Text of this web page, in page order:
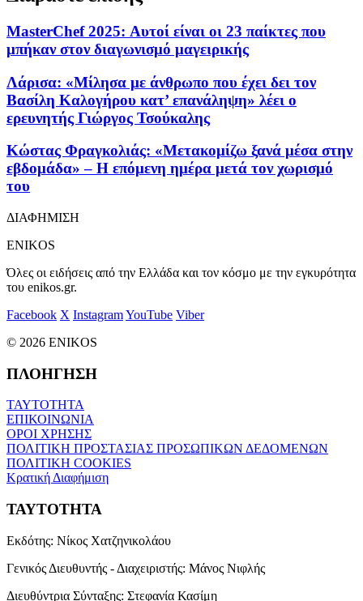
MasterChef 2025: Αυτοί είναι οι 23 παίκτες που
μπήκαν στον διαγωνισμό μαγειρικής
Λάρισα: «Μίλησα με άνθρωπο που έχει δει τον
Βασίλη Καλογήρου κατ’ επανάληψη» λέει ο
ερευνητής Γιώργος Τσούκαλης
Κώστας Φραγκολιάς: «Μετακομίζω ξανά μέσα στην
εβδομάδα» – Η επόμενη ημέρα μετά τον χωρισμό
του
ΔΙΑΦΗΜΙΣΗ
ENIKOS
Όλες οι ειδήσεις από την Ελλάδα και τον κόσμο με την εγκυρότητα
του enikos.gr.
Facebook X InstagramYouTube Viber
© 2026 ENIKOS
ΠΛΟΗΓΗΣΗ
ΤΑΥΤΟΤΗΤΑ
ΕΠΙΚΟΙΝΩΝΙΑ
ΟΡΟΙ ΧΡΗΣΗΣ
ΠΟΛΙΤΙΚΗ ΠΡΟΣΤΑΣΙΑΣ ΠΡΟΣΩΠΙΚΩΝ ΔΕΔΟΜΕΝΩΝ
ΠΟΛΙΤΙΚΗ COOKIES
Κρατική Διαφήμιση
ΤΑΥΤΟΤΗΤΑ
Εκδότης: Νίκος Χατζηνικολάου
Γενικός Διευθυντής - Διαχειριστής: Μάνος Νιφλής
Διευθύντρια Σύνταξης: Στεφανία Κασίμη